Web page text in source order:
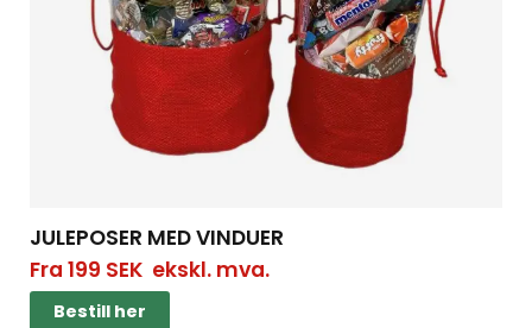
JULEPOSER MED VINDUER
Fra 199 SEKekskl. mva.
Bestill her